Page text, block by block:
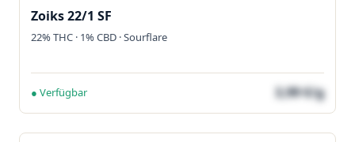
Zoiks 22/1 SF
22% THC · 1% CBD · Sourflare
● Verfügbar 3,99 €/g